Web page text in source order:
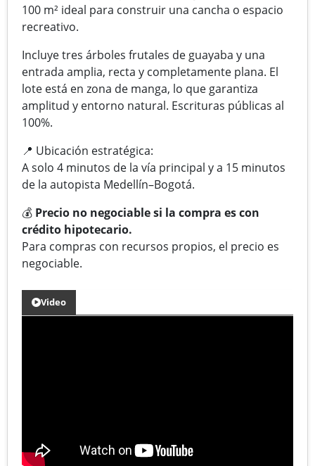
100 m² ideal para construir una cancha o espacio
recreativo.
Incluye tres árboles frutales de guayaba y una
entrada amplia, recta y completamente plana. El
lote está en zona de manga, lo que garantiza
amplitud y entorno natural. Escrituras públicas al
100%.
📍 Ubicación estratégica:
A solo 4 minutos de la vía principal y a 15 minutos
de la autopista Medellín–Bogotá.
💰 Precio no negociable si la compra es con
crédito hipotecario.
Para compras con recursos propios, el precio es
negociable.
Video